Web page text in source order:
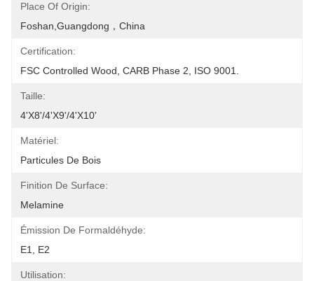
Place Of Origin:
Foshan,Guangdong，China
Certification:
FSC Controlled Wood, CARB Phase 2, ISO 9001.
Taille:
4'x8'/4'x9'/4'x10'
Matériel:
Particules De Bois
Finition De Surface:
Melamine
Émission De Formaldéhyde:
E1, E2
Utilisation: